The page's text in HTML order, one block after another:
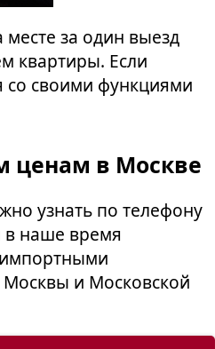
за один выезд
квартиры. Если
со своими функциями
ценам в Москве
узнать по телефону
в наше время
импортными
и Московской